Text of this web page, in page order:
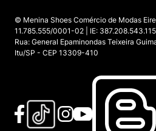
© Menina Shoes Comércio de Modas
11.785.555/0001-02 | IE: 387.208.543.115
Rua: General Epaminondas Teixeira
Itu/SP - CEP 13309-410